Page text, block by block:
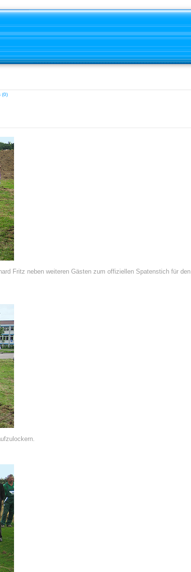
(0)
Fritz neben weiteren Gästen zum offiziellen Spatenstich für den